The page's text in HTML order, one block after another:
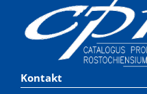
Kontakt